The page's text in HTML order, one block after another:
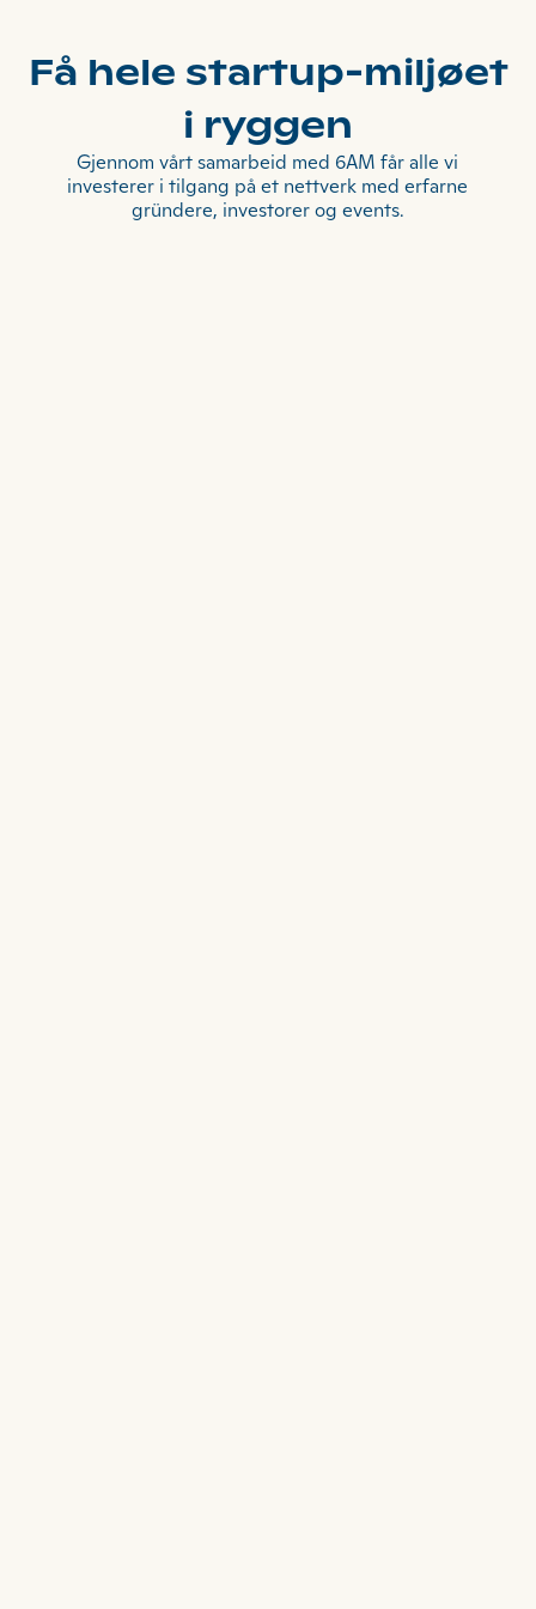
Få hele startup-miljøet
i ryggen
Gjennom vårt samarbeid med 6AM får alle vi
investerer i tilgang på et nettverk med erfarne
gründere, investorer og events.